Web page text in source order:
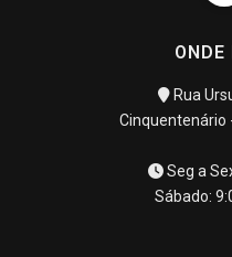
ONDE
Rua
Cinquentenário
Seg a
Sábado: